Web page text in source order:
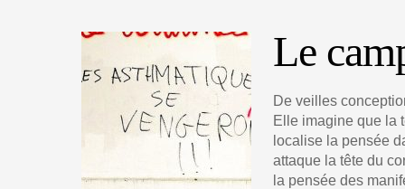
Le
De veilles
Elle imagine que la
localise la pensée
attaque la tête du
la pensée des